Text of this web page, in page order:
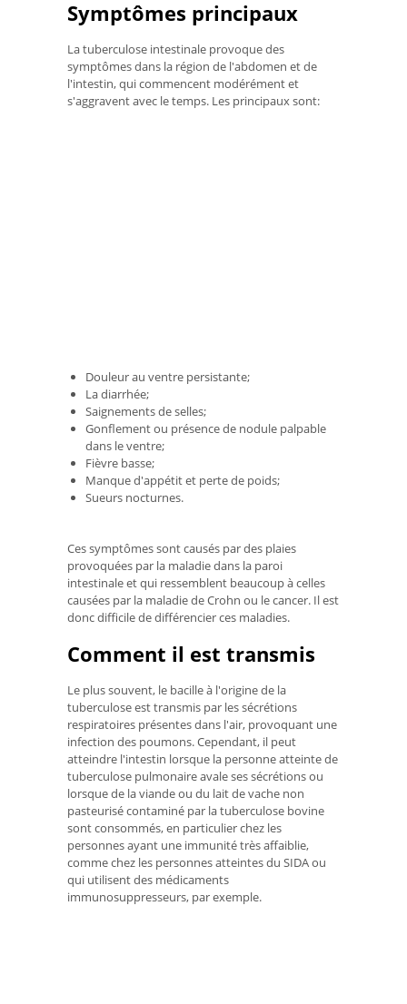
Symptômes principaux
La tuberculose intestinale provoque des
symptômes dans la région de l'abdomen et de
l'intestin, qui commencent modérément et
s'aggravent avec le temps. Les principaux sont:
Douleur au ventre persistante;
La diarrhée;
Saignements de selles;
Gonflement ou présence de nodule palpable
dans le ventre;
Fièvre basse;
Manque d'appétit et perte de poids;
Sueurs nocturnes.
Ces symptômes sont causés par des plaies
provoquées par la maladie dans la paroi
intestinale et qui ressemblent beaucoup à celles
causées par la maladie de Crohn ou le cancer. Il est
donc difficile de différencier ces maladies.
Comment il est transmis
Le plus souvent, le bacille à l'origine de la
tuberculose est transmis par les sécrétions
respiratoires présentes dans l'air, provoquant une
infection des poumons. Cependant, il peut
atteindre l'intestin lorsque la personne atteinte de
tuberculose pulmonaire avale ses sécrétions ou
lorsque de la viande ou du lait de vache non
pasteurisé contaminé par la tuberculose bovine
sont consommés, en particulier chez les
personnes ayant une immunité très affaiblie,
comme chez les personnes atteintes du SIDA ou
qui utilisent des médicaments
immunosuppresseurs, par exemple.